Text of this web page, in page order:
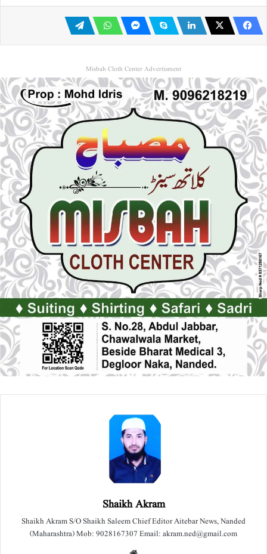
Misbah Cloth Center Advertisment
Shaikh Akram
Shaikh Akram S/O Shaikh Saleem Chief Editor Aitebar News, Nanded
(Maharashtra) Mob: 9028167307 Email: akram.ned@gmail.com